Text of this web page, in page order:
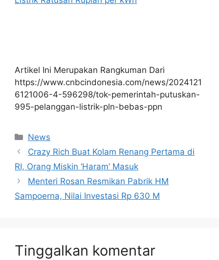
Artikel Ini Merupakan Rangkuman Dari
https://www.cnbcindonesia.com/news/2024121
6121006-4-596298/tok-pemerintah-putuskan-
995-pelanggan-listrik-pln-bebas-ppn
Kategori
News
Crazy Rich Buat Kolam Renang Pertama di
RI, Orang Miskin ‘Haram’ Masuk
Menteri Rosan Resmikan Pabrik HM
Sampoerna, Nilai Investasi Rp 630 M
Tinggalkan komentar